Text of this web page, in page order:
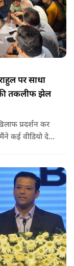
पर साधा
तकलीफ झेल
प्रदर्शन कर
कई वीडियो देखे
पा रहा है. ऐसी